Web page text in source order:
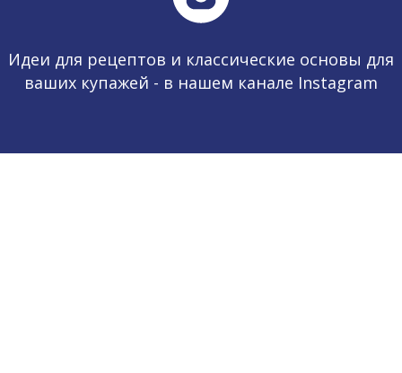
Идеи для рецептов и классические основы для
ваших купажей - в нашем канале Instagram